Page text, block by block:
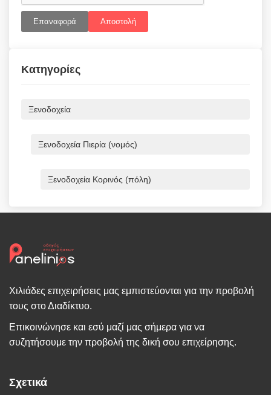
Επαναφορά Αποστολή
Κατηγορίες
Ξενοδοχεία
Ξενοδοχεία Πιερία (νομός)
Ξενοδοχεία Κορινός (πόλη)
Χιλιάδες επιχειρήσεις μας εμπιστεύονται για την προβολή
τους στο Διαδίκτυο.
Επικοινώνησε και εσύ μαζί μας σήμερα για να
συζητήσουμε την προβολή της δική σου επιχείρησης.
Σχετικά